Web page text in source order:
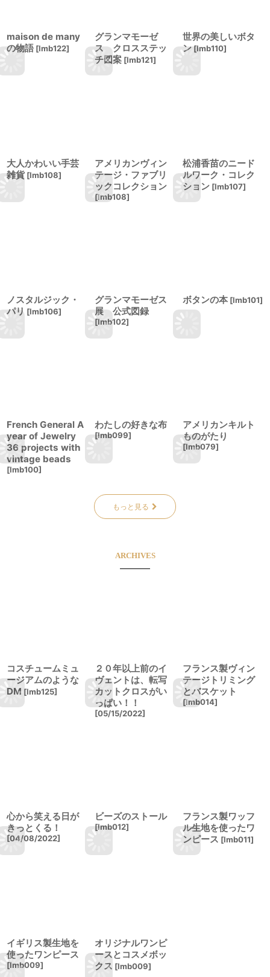
maison de many
の物語 [lmb122]
グランマモーゼ
ス クロスステッ
チ図案 [lmb121]
世界の美しいボタ
ン[lmb110]
大人かわいい手芸
雑貨 [lmb108]
アメリカンヴィン
テージ・ファブリ
ックコレクション
[lmb108]
松浦香苗のニード
ルワーク・コレク
ション [lmb107]
ノスタルジック・
パリ [lmb106]
グランマモーゼス
展 公式図録
[lmb102]
ボタンの本 [lmb101]
French General A
year of Jewelry
36 projects with
vintage beads
[lmb100]
わたしの好きな布
[lmb099]
アメリカンキルト
ものがたり
[lmb079]
もっと見る
ARCHIVES
コスチュームミュ
ージアムのような
DM [lmb125]
２０年以上前のイ
ヴェントは、転写
カットクロスがい
っぱい！！
[05/15/2022]
フランス製ヴィン
テージトリミング
とバスケット
[lmb014]
心から笑える日が
きっとくる！
[04/08/2022]
ビーズのストール
[lmb012]
フランス製ワッフ
ル生地を使ったワ
ンピース [lmb011]
イギリス製生地を
使ったワンピース
[lmb009]
オリジナルワンピ
ースとコスメボッ
クス [lmb009]